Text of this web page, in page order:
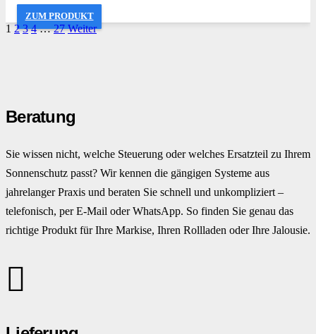
ZUM PRODUKT
1 2 3 4 … 27 Weiter
Beratung
Sie wissen nicht, welche Steuerung oder welches Ersatzteil zu Ihrem
Sonnenschutz passt? Wir kennen die gängigen Systeme aus
jahrelanger Praxis und beraten Sie schnell und unkompliziert –
telefonisch, per E-Mail oder WhatsApp. So finden Sie genau das
richtige Produkt für Ihre Markise, Ihren Rollladen oder Ihre Jalousie.